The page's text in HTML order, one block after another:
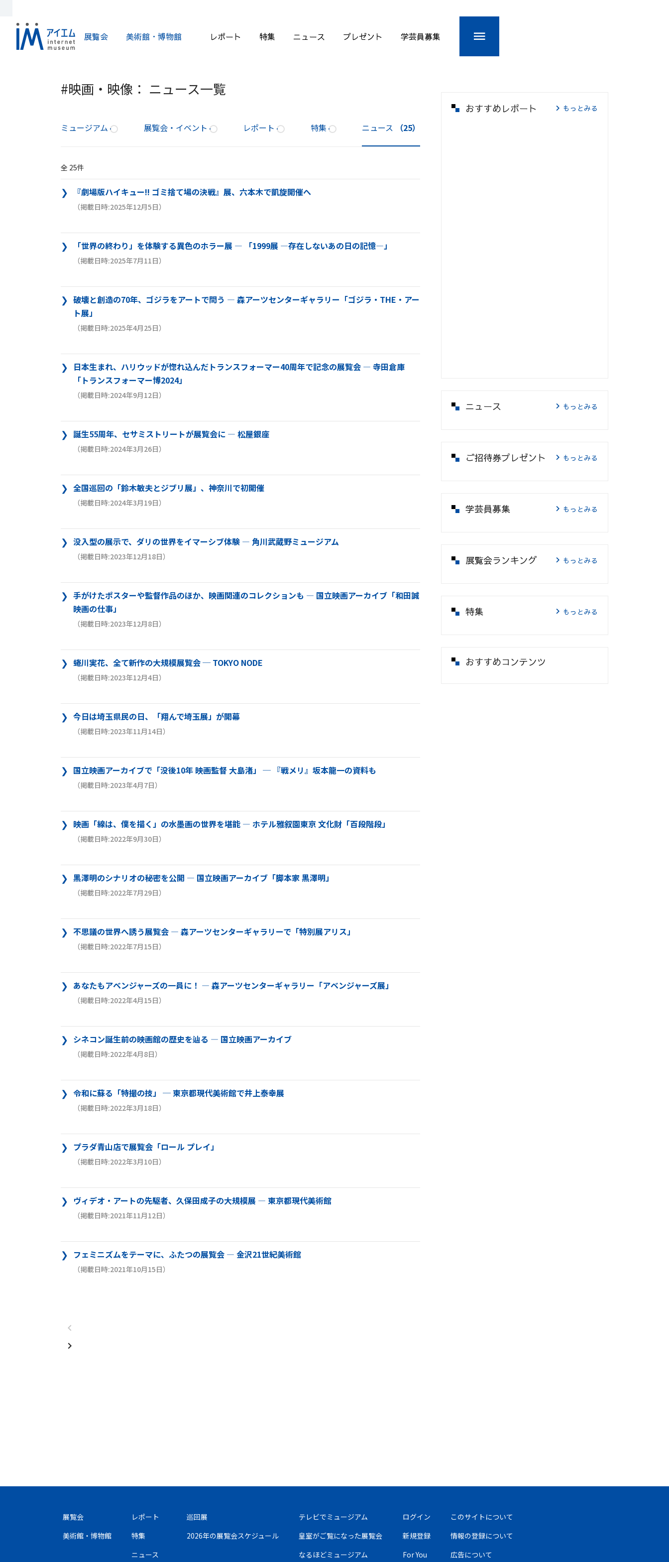
展覧会 美術館・博物館 レポート 特集 ニュース プレゼント 学芸員募集
#映画・映像： ニュース一覧
ミュージアム 展覧会・イベント レポート 特集 ニュース （25）
全 25件
『劇場版ハイキュー!! ゴミ捨て場の決戦』展、六本木で凱旋開催へ
（掲載日時:2025年12月5日）
「世界の終わり」を体験する異色のホラー展 ― 「1999展 ―存在しないあの日の記憶―」
（掲載日時:2025年7月11日）
破壊と創造の70年、ゴジラをアートで問う ― 森アーツセンターギャラリー「ゴジラ・THE・アー
ト展」
（掲載日時:2025年4月25日）
日本生まれ、ハリウッドが惚れ込んだトランスフォーマー40周年で記念の展覧会 ― 寺田倉庫
「トランスフォーマー博2024」
（掲載日時:2024年9月12日）
誕生55周年、セサミストリートが展覧会に ― 松屋銀座
（掲載日時:2024年3月26日）
全国巡回の「鈴木敏夫とジブリ展」、神奈川で初開催
（掲載日時:2024年3月19日）
没入型の展示で、ダリの世界をイマーシブ体験 ― 角川武蔵野ミュージアム
（掲載日時:2023年12月18日）
手がけたポスターや監督作品のほか、映画関連のコレクションも ― 国立映画アーカイブ「和田誠
映画の仕事」
（掲載日時:2023年12月8日）
蜷川実花、全て新作の大規模展覧会 ─ TOKYO NODE
（掲載日時:2023年12月4日）
今日は埼玉県民の日、「翔んで埼玉展」が開幕
（掲載日時:2023年11月14日）
国立映画アーカイブで「没後10年 映画監督 大島渚」 ─ 『戦メリ』坂本龍一の資料も
（掲載日時:2023年4月7日）
映画「線は、僕を描く」の水墨画の世界を堪能 ― ホテル雅叙園東京 文化財「百段階段」
（掲載日時:2022年9月30日）
黒澤明のシナリオの秘密を公開 ― 国立映画アーカイブ「脚本家 黒澤明」
（掲載日時:2022年7月29日）
不思議の世界へ誘う展覧会 ― 森アーツセンターギャラリーで「特別展アリス」
（掲載日時:2022年7月15日）
あなたもアベンジャーズの一員に！ ― 森アーツセンターギャラリー「アベンジャーズ展」
（掲載日時:2022年4月15日）
シネコン誕生前の映画館の歴史を辿る ― 国立映画アーカイブ
（掲載日時:2022年4月8日）
令和に蘇る「特撮の技」 ─ 東京都現代美術館で井上泰幸展
（掲載日時:2022年3月18日）
プラダ青山店で展覧会「ロール プレイ」
（掲載日時:2022年3月10日）
ヴィデオ・アートの先駆者、久保田成子の大規模展 ― 東京都現代美術館
（掲載日時:2021年11月12日）
フェミニズムをテーマに、ふたつの展覧会 ― 金沢21世紀美術館
（掲載日時:2021年10月15日）
おすすめレポート もっとみる
ニュース もっとみる
ご招待券プレゼント もっとみる
学芸員募集 もっとみる
展覧会ランキング もっとみる
特集 もっとみる
おすすめコンテンツ
展覧会
美術館・博物館
レポート
特集
ニュース
巡回展
2026年の展覧会スケジュール
テレビでミュージアム
皇室がご覧になった展覧会
なるほどミュージアム
ログイン
新規登録
For You
このサイトについて
情報の登録について
広告について